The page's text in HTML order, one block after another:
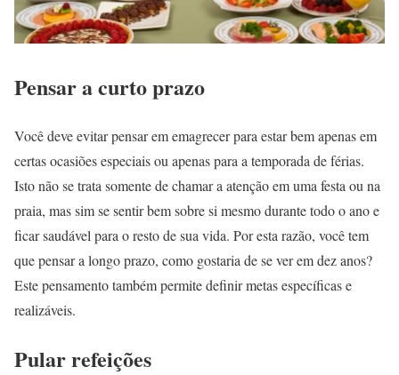
Pensar a curto prazo
Você deve evitar pensar em emagrecer para estar bem apenas em
certas ocasiões especiais ou apenas para a temporada de férias.
Isto não se trata somente de chamar a atenção em uma festa ou na
praia, mas sim se sentir bem sobre si mesmo durante todo o ano e
ficar saudável para o resto de sua vida. Por esta razão, você tem
que pensar a longo prazo, como gostaria de se ver em dez anos?
Este pensamento também permite definir metas específicas e
realizáveis.
Pular refeições